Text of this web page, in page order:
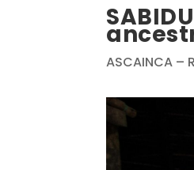
ASCAINCA